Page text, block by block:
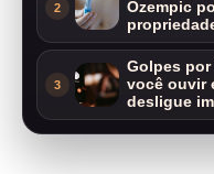
2
Ozempic
3
Golpes por
você ouvir
desligue